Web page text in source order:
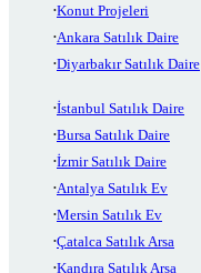
Konut Projeleri
Ankara Satılık Daire
Diyarbakır Satılık Daire
İstanbul Satılık Daire
Bursa Satılık Daire
İzmir Satılık Daire
Antalya Satılık Ev
Mersin Satılık Ev
Çatalca Satılık Arsa
Kandıra Satılık Arsa